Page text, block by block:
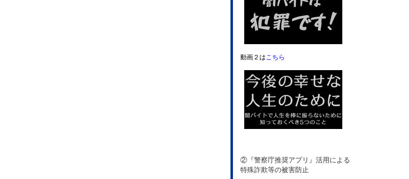
動画２はこちら
②『警察庁推奨アプリ』活用による
特殊詐欺等の被害防止